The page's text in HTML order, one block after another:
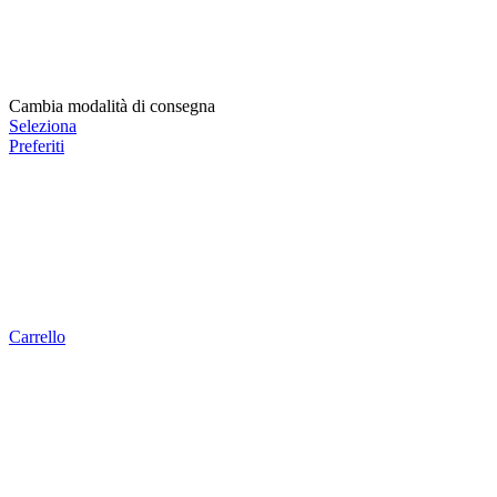
Cambia modalità di consegna
Seleziona
Preferiti
Carrello